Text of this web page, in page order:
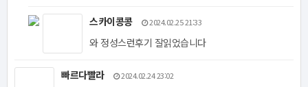
스카이콩콩 2024.02.25 21:33
와 정성스런후기 잘읽었습니다
빠르다빨라 2024.02.24 23:02